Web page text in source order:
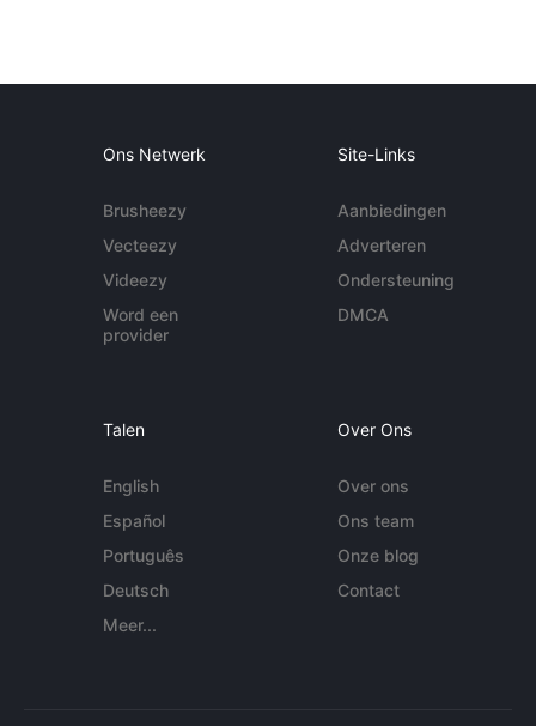
Ons Netwerk
Brusheezy
Vecteezy
Videezy
Word een
provider
Site-Links
Aanbiedingen
Adverteren
Ondersteuning
DMCA
Talen
English
Español
Português
Deutsch
Meer...
Over Ons
Over ons
Ons team
Onze blog
Contact